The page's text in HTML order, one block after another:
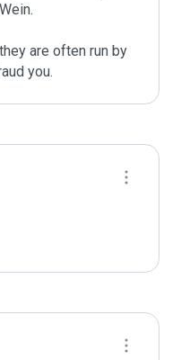
are often run by
you.